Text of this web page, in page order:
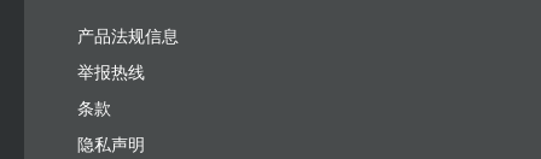
产品法规信息
举报热线
条款
隐私声明